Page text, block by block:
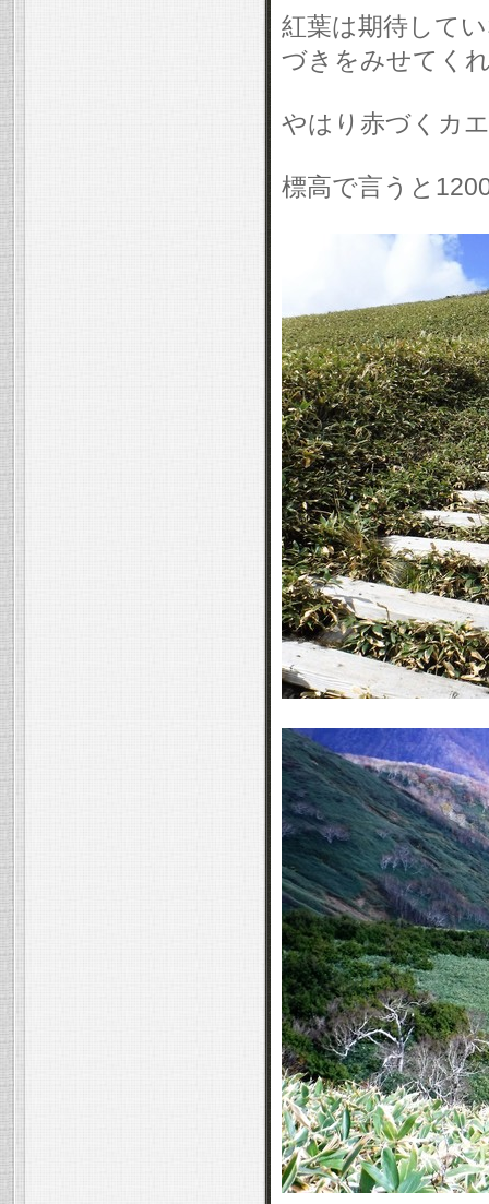
紅葉は期待して
づきをみせてく
やはり赤づくカ
標高で言うと